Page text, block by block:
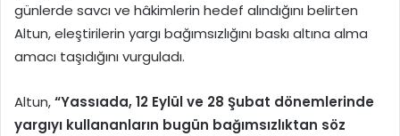
günlerde savcı ve hâkimlerin hedef alındığını belirten
Altun, eleştirilerin yargı bağımsızlığını baskı altına alma
amacı taşıdığını vurguladı.
Altun,“Yassıada, 12 Eylül ve 28 Şubat dönemlerinde
yargıyı kullananların bugün bağımsızlıktan söz